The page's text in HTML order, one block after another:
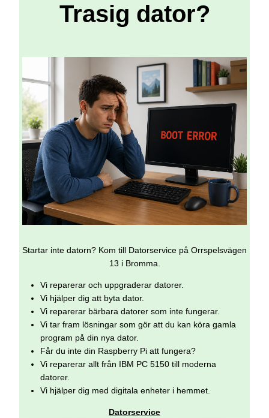
Trasig dator?
Startar inte datorn? Kom till Datorservice på Orrspelsvägen
13 i Bromma.
Vi reparerar och uppgraderar datorer.
Vi hjälper dig att byta dator.
Vi reparerar bärbara datorer som inte fungerar.
Vi tar fram lösningar som gör att du kan köra gamla
program på din nya dator.
Får du inte din Raspberry Pi att fungera?
Vi reparerar allt från IBM PC 5150 till moderna
datorer.
Vi hjälper dig med digitala enheter i hemmet.
Datorservice